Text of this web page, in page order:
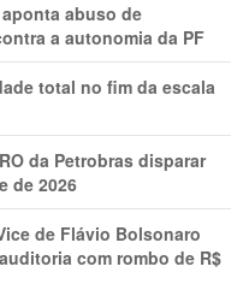
abuso de
a autonomia da PF
total no fim da escala
da Petrobras disparar
de 2026
de Flávio Bolsonaro
com rombo de R$